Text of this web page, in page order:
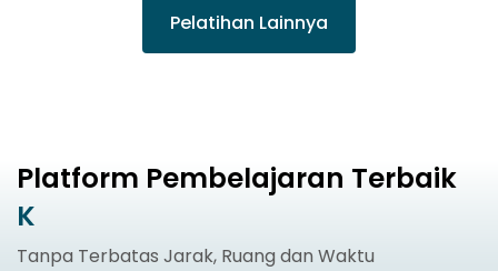
Pelatihan Lainnya
Platform Pembelajaran Terbaik
Kapan Saja
Tanpa Terbatas Jarak, Ruang dan Waktu